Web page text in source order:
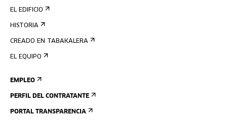
EL EDIFICIO
HISTORIA
CREADO EN TABAKALERA
EL EQUIPO
EMPLEO
PERFIL DEL CONTRATANTE
PORTAL TRANSPARENCIA